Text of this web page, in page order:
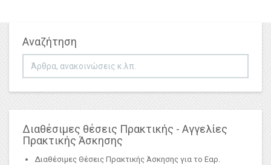
Αναζήτηση
Διαθέσιμες θέσεις Πρακτικής - Αγγελίες
Πρακτικής Άσκησης
Διαθέσιμες Θέσεις Πρακτικής Άσκησης για το Εαρ.